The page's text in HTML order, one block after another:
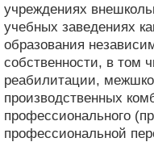
учреждениях
учебных заведениях
образования
собственности, в том
реабилитации,
производственных
профессионального
профессиональной